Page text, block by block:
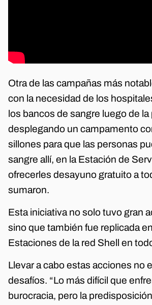
Otra de las campañas más
con la necesidad de los
los bancos de sangre luego de la
desplegando un campamento
sillones para que las personas
sangre allí, en la Estación de
ofrecerles desayuno gratuito a
sumaron.
Esta iniciativa no solo tuvo gran
sino que también fue replicada
Estaciones de la red Shell en
Llevar a cabo estas acciones no
desafíos. “Lo más difícil que
burocracia, pero la